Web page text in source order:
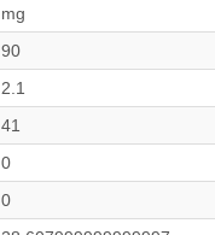
mg
90
2.1
41
0
0